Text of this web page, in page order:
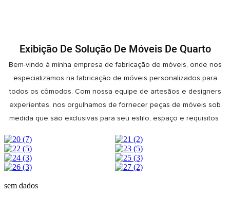
Exibição De Solução De Móveis De Quarto
Bem-vindo à minha empresa de fabricação de móveis, onde nos
especializamos na fabricação de móveis personalizados para
todos os cômodos. Com nossa equipe de artesãos e designers
experientes, nos orgulhamos de fornecer peças de móveis sob
medida que são exclusivas para seu estilo, espaço e requisitos
sem dados